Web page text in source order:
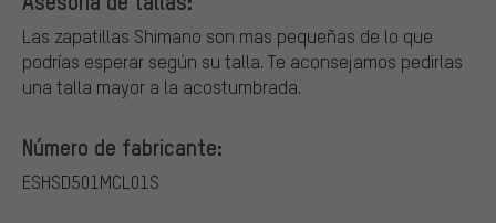
Las zapatillas Shimano son mas pequeñas de lo que
podrías esperar según su talla. Te aconsejamos pedirlas
una talla mayor a la acostumbrada.
Número de fabricante:
ESHSD501MCL01S